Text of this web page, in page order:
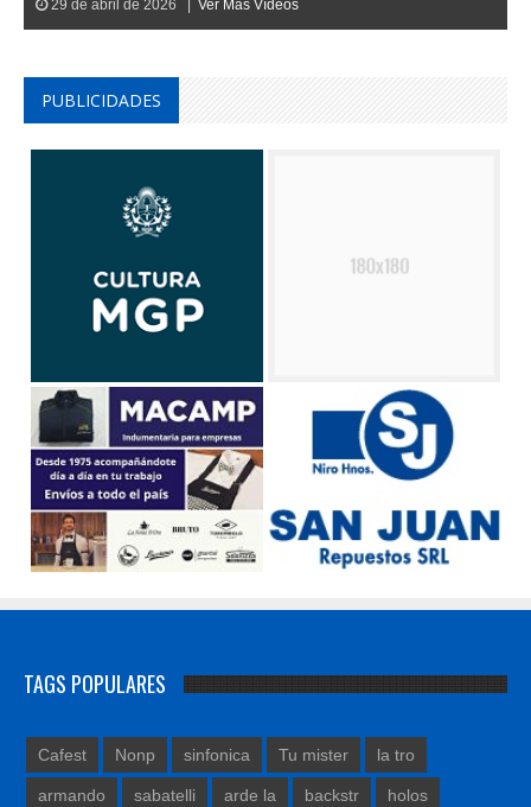
29 de abril de 2026 | Ver Mas Vídeos
PUBLICIDADES
TAGS POPULARES
Cafest Nonp sinfonica Tu mister la tro
armando sabatelli arde la backstr holos